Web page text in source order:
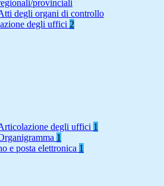
provinciali
degli organi di controllo
degli uffici 2
degli uffici 1
1
e posta elettronica 1